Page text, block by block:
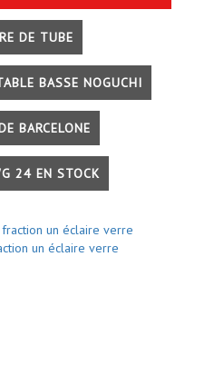
DE TUBE
BASSE NOGUCHI
BARCELONE
24 EN STOCK
un éclaire verre